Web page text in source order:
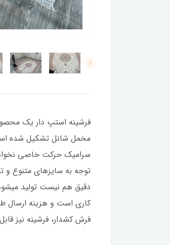
فرشینه استپ دار یک
مخمل شانل تشکیل شده
کاری است و هزینه ارسال
فرش کشدار، فرشینه نیز